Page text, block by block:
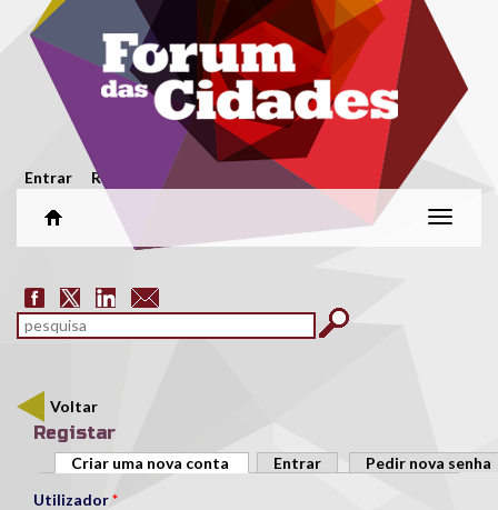
Passar para o conteúdo principal
Menu secundário
Entrar Registar
Alterar
Formulário de pesquisa
pesquisar
Voltar
Registar
Separadores primários
Criar uma nova conta (separador ativo)
Entrar
Pedir nova senha
Utilizador*